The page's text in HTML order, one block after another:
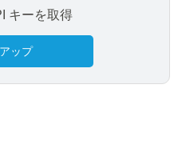
キーを取得
ップ